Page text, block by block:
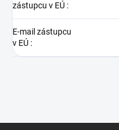
zástupcu v EÚ :
E-mail zástupcu
v EÚ :